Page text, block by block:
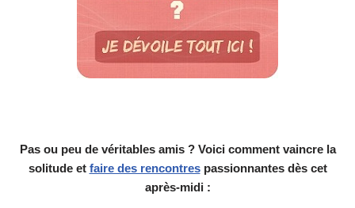
Pas ou peu de véritables amis ? Voici comment vaincre la
solitude et faire des rencontrespassionnantes dès cet
après-midi :